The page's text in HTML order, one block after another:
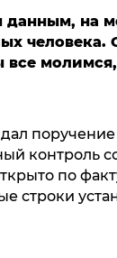
на
человека.
все
контроль
по
строки